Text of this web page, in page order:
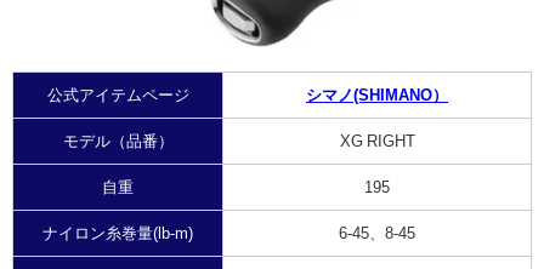
公式アイテムページ シマノ(SHIMANO）
モデル（品番） XG RIGHT
自重 195
ナイロン糸巻量(lb-m) 6-45、8-45